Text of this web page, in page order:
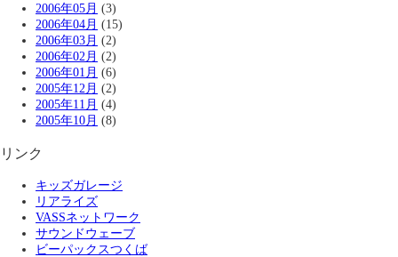
2006年05月 (3)
2006年04月 (15)
2006年03月 (2)
2006年02月 (2)
2006年01月 (6)
2005年12月 (2)
2005年11月 (4)
2005年10月 (8)
リンク
キッズガレージ
リアライズ
VASSネットワーク
サウンドウェーブ
ビーパックスつくば